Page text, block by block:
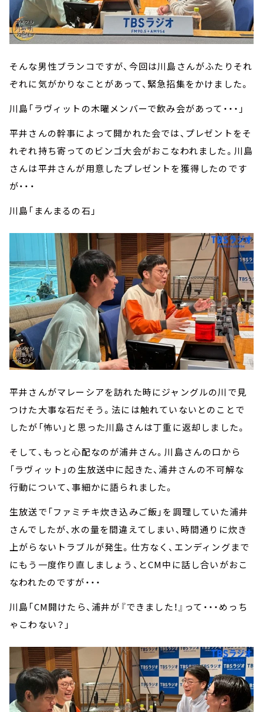
そんな男性ブランコですが、今回は川島さんがふたりそれ
ぞれに気がかりなことがあって、緊急招集をかけました。
川島「ラヴィットの木曜メンバーで飲み会があって・・・」
平井さんの幹事によって開かれた会では、プレゼントをそ
れぞれ持ち寄ってのビンゴ大会がおこなわれました。川島
さんは平井さんが用意したプレゼントを獲得したのです
が・・・
川島「まんまるの石」
平井さんがマレーシアを訪れた時にジャングルの川で見
つけた大事な石だそう。法には触れていないとのことで
したが「怖い」と思った川島さんは丁重に返却しました。
そして、もっと心配なのが浦井さん。川島さんの口から
「ラヴィット」の生放送中に起きた、浦井さんの不可解な
行動について、事細かに語られました。
生放送で「ファミチキ炊き込みご飯」を調理していた浦井
さんでしたが、水の量を間違えてしまい、時間通りに炊き
上がらないトラブルが発生。仕方なく、エンディングまで
にもう一度作り直しましょう、とCM中に話し合いがおこ
なわれたのですが・・・
川島「CM開けたら、浦井が『できました！』って・・・めっち
ゃこわない？」